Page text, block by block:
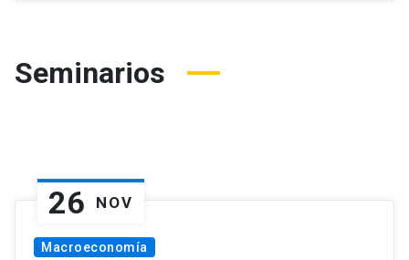
Seminarios
26 NOV
Macroeconomía